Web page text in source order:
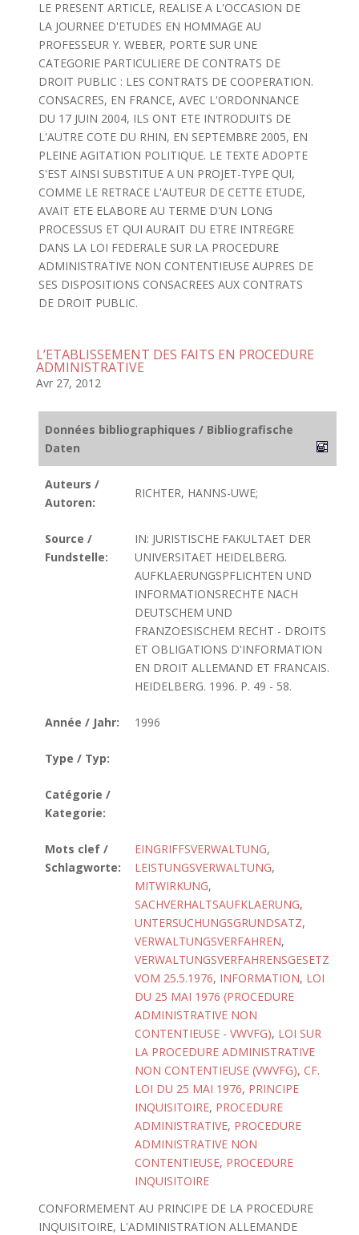
LE PRESENT ARTICLE, REALISE A L'OCCASION DE
LA JOURNEE D'ETUDES EN HOMMAGE AU
PROFESSEUR Y. WEBER, PORTE SUR UNE
CATEGORIE PARTICULIERE DE CONTRATS DE
DROIT PUBLIC : LES CONTRATS DE COOPERATION.
CONSACRES, EN FRANCE, AVEC L'ORDONNANCE
DU 17 JUIN 2004, ILS ONT ETE INTRODUITS DE
L'AUTRE COTE DU RHIN, EN SEPTEMBRE 2005, EN
PLEINE AGITATION POLITIQUE. LE TEXTE ADOPTE
S'EST AINSI SUBSTITUE A UN PROJET-TYPE QUI,
COMME LE RETRACE L'AUTEUR DE CETTE ETUDE,
AVAIT ETE ELABORE AU TERME D'UN LONG
PROCESSUS ET QUI AURAIT DU ETRE INTREGRE
DANS LA LOI FEDERALE SUR LA PROCEDURE
ADMINISTRATIVE NON CONTENTIEUSE AUPRES DE
SES DISPOSITIONS CONSACREES AUX CONTRATS
DE DROIT PUBLIC.
L’ETABLISSEMENT DES FAITS EN PROCEDURE
ADMINISTRATIVE
Avr 27, 2012
Données bibliographiques / Bibliografische
Daten
Auteurs /
Autoren:
RICHTER, HANNS-UWE;
Source /
Fundstelle:
IN: JURISTISCHE FAKULTAET DER
UNIVERSITAET HEIDELBERG.
AUFKLAERUNGSPFLICHTEN UND
INFORMATIONSRECHTE NACH
DEUTSCHEM UND
FRANZOESISCHEM RECHT - DROITS
ET OBLIGATIONS D'INFORMATION
EN DROIT ALLEMAND ET FRANCAIS.
HEIDELBERG. 1996. P. 49 - 58.
Année / Jahr: 1996
Type / Typ:
Catégorie /
Kategorie:
Mots clef /
Schlagworte:
EINGRIFFSVERWALTUNG,
LEISTUNGSVERWALTUNG,
MITWIRKUNG,
SACHVERHALTSAUFKLAERUNG,
UNTERSUCHUNGSGRUNDSATZ,
VERWALTUNGSVERFAHREN,
VERWALTUNGSVERFAHRENSGESETZ
VOM 25.5.1976, INFORMATION, LOI
DU 25 MAI 1976 (PROCEDURE
ADMINISTRATIVE NON
CONTENTIEUSE - VWVFG), LOI SUR
LA PROCEDURE ADMINISTRATIVE
NON CONTENTIEUSE (VWVFG), CF.
LOI DU 25 MAI 1976, PRINCIPE
INQUISITOIRE, PROCEDURE
ADMINISTRATIVE, PROCEDURE
ADMINISTRATIVE NON
CONTENTIEUSE, PROCEDURE
INQUISITOIRE
CONFORMEMENT AU PRINCIPE DE LA PROCEDURE
INQUISITOIRE, L'ADMINISTRATION ALLEMANDE